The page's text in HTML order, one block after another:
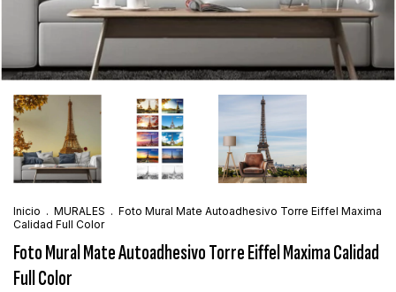
Inicio . MURALES . Foto Mural Mate Autoadhesivo Torre Eiffel Maxima
Calidad Full Color
Foto Mural Mate Autoadhesivo Torre Eiffel Maxima Calidad
Full Color